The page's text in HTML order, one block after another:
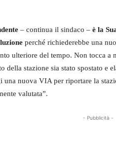
– continua il sindaco – è la
perché richiederebbe una
ulteriore del tempo. Non tocca a
della stazione sia stato spostato
una nuova VIA per riportare la
valutata”.
- Pubblicità -